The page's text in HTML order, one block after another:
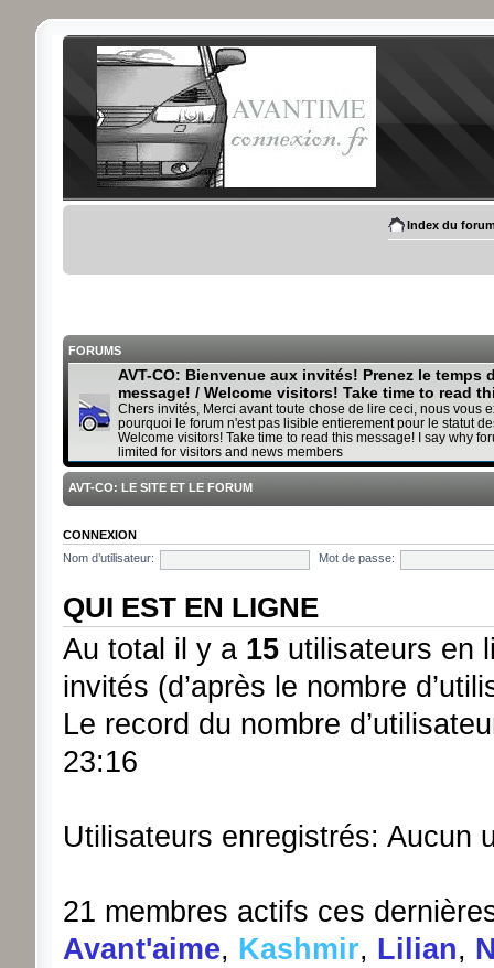
Index du
FORUMS
AVT-CO: Bienvenue aux invités! Prenez le temps
message! / Welcome visitors! Take time to read
Chers invités, Merci avant toute chose de lire ceci, nous vous
pourquoi le forum n'est pas lisible entierement pour le statut
Welcome visitors! Take time to read this message! I say why
limited for visitors and news members
AVT-CO: LE SITE ET LE FORUM
CONNEXION
Nom d’utilisateur:
Mot de passe:
QUI EST EN LIGNE
Au total il y a 15utilisateurs en
invités (d’après le nombre
Le record du nombre
23:16
Utilisateurs enregistrés: Aucun
21 membres actifs ces
Avant'aime, Kashmir, Lilian,